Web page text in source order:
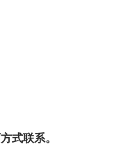
式联系。